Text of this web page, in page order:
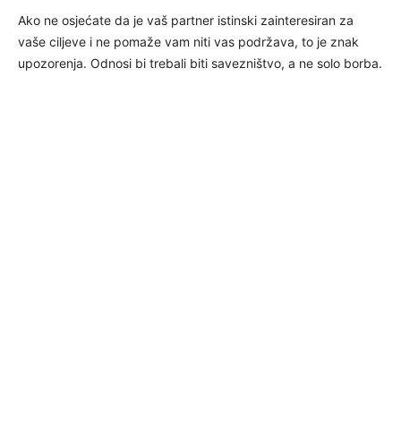
Ako ne osjećate da je vaš partner istinski zainteresiran za
vaše ciljeve i ne pomaže vam niti vas podržava, to je znak
upozorenja. Odnosi bi trebali biti savezništvo, a ne solo borba.